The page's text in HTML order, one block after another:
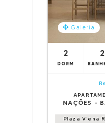
Galeria
2
DORM
2
NAÇÕES -
Plaza Viena